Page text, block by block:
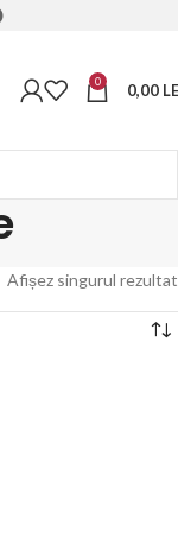
0 0,00
Afișez singurul rezultat